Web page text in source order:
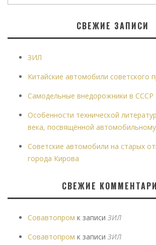
СВЕЖИЕ ЗАПИСИ
ЗИЛ
Китайские автомобили советского
Самодельные внедорожники в СССР
Особенности технической
века, посвящённой
Советские автомобили на старых
города Кирова
СВЕЖИЕ
Совавтопром к записи ЗИЛ
Совавтопром к записи ЗИЛ